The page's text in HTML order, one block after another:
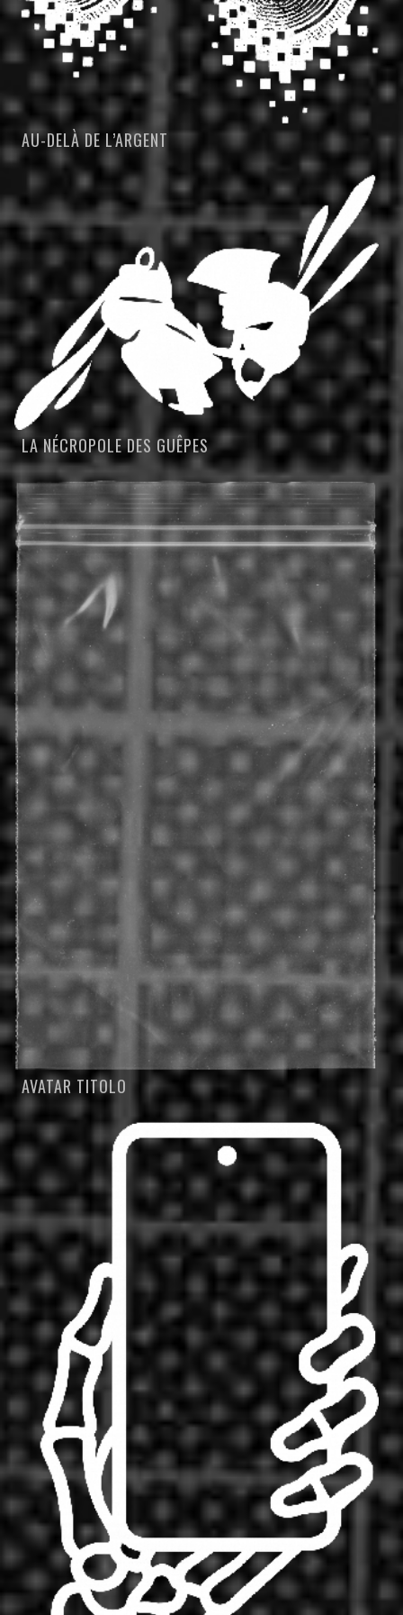
AU-DELÀ DE L’ARGENT
LA NÉCROPOLE DES GUÊPES
AVATAR TITOLO